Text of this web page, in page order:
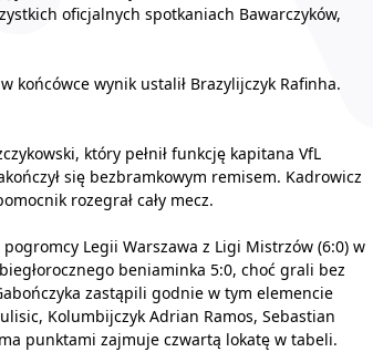
oficjalnych spotkaniach Bawarczyków,
końcówce wynik ustalił Brazylijczyk Rafinha.
który pełnił funkcję kapitana VfL
się bezbramkowym remisem. Kadrowicz
rozegrał cały mecz.
Legii Warszawa z Ligi Mistrzów (6:0) w
beniaminka 5:0, choć grali bez
zastąpili godnie w tym elemencie
Kolumbijczyk Adrian Ramos, Sebastian
punktami zajmuje czwartą lokatę w tabeli.